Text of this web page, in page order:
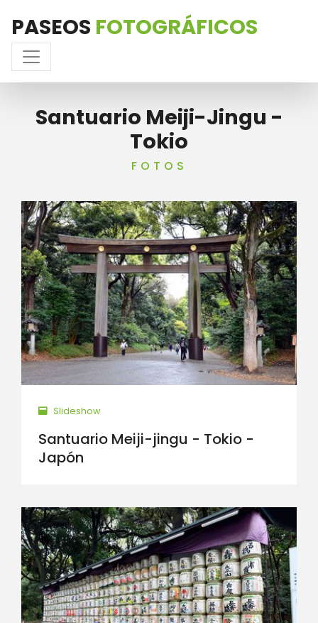
PASEOS FOTOGRÁFICOS
Santuario Meiji-Jingu -
Tokio
FOTOS
Slideshow
Santuario Meiji-jingu - Tokio -
Japón